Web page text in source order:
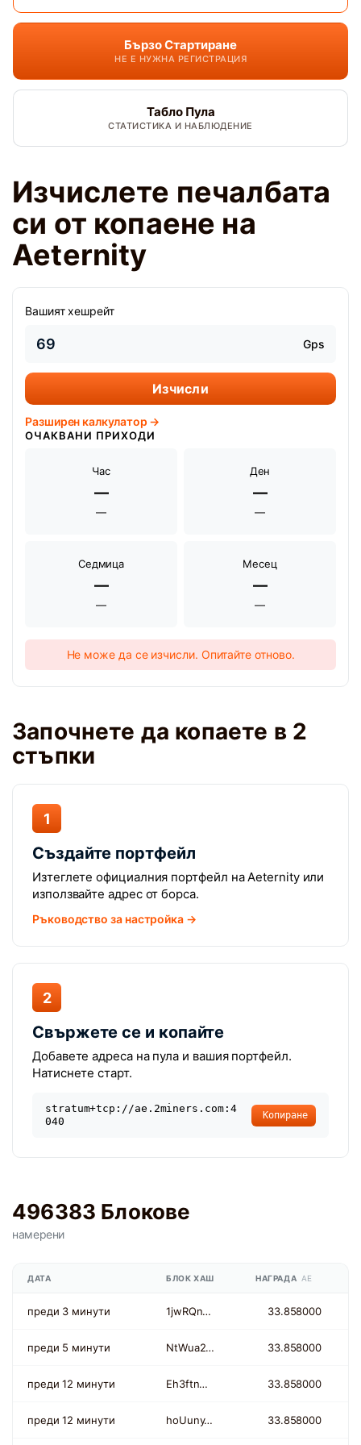
Бързо Стартиране
НЕ Е НУЖНА РЕГИСТРАЦИЯ
Табло Пула
СТАТИСТИКА И НАБЛЮДЕНИЕ
Изчислете печалбата
си от копаене на
Aeternity
Вашият хешрейт
Gps
Изчисли
Разширен калкулатор →
ОЧАКВАНИ ПРИХОДИ
Час
—
—
Ден
—
—
Седмица
—
—
Месец
—
—
Не може да се изчисли. Опитайте отново.
Започнете да копаете в 2
стъпки
1
Създайте портфейл
Изтеглете официалния портфейл на Aeternity или
използвайте адрес от борса.
Ръководство за настройка →
2
Свържете се и копайте
Добавете адреса на пула и вашия портфейл.
Натиснете старт.
stratum+tcp://ae.2miners.com:4
040
Копиране
496383 Блокове
намерени
ДАТА БЛОК ХАШ НАГРАДА AE
преди 3 минути 1jwRQn… 33.858000
преди 5 минути NtWua2… 33.858000
преди 12 минути Eh3ftn… 33.858000
преди 12 минути hoUuny… 33.858000